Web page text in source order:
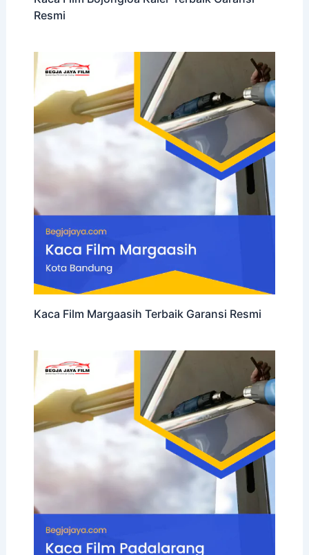
Resmi
Kaca Film Margaasih Terbaik Garansi Resmi